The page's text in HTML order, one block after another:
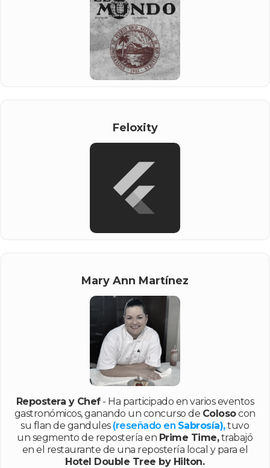
Feloxity
Mary Ann Martínez
Repostera y Chef- Ha participado en varios eventos
gastronómicos, ganando un concurso de Colosocon
su flan de gandules (reseñado en Sabrosía),tuvo
un segmento de repostería en Prime Time,trabajó
en el restaurante de una repostería local y para el
Hotel Double Tree by Hilton.